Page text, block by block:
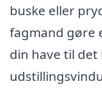
buske eller
fagmand gøre
din have til